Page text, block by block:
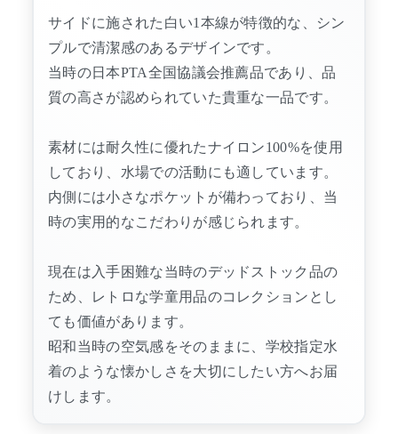
サイドに施された白い1本線が特徴的な、シン
プルで清潔感のあるデザインです。
当時の日本PTA全国協議会推薦品であり、品
質の高さが認められていた貴重な一品です。
素材には耐久性に優れたナイロン100%を使用
しており、水場での活動にも適しています。
内側には小さなポケットが備わっており、当
時の実用的なこだわりが感じられます。
現在は入手困難な当時のデッドストック品の
ため、レトロな学童用品のコレクションとし
ても価値があります。
昭和当時の空気感をそのままに、学校指定水
着のような懐かしさを大切にしたい方へお届
けします。